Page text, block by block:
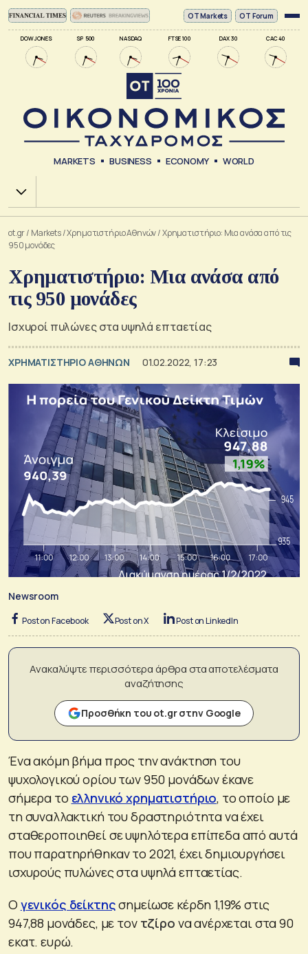
DOW JONES SP 500 NASDAQ FTSE 100 DAX 30 CAC 40
ΟΤ Markets OT Forum
MARKETS BUSINESS ECONOMY WORLD
Χ.Α.
ot.gr/ Markets/Xρηματιστήριο Αθηνών/Χρηματιστήριο: Μια ανάσα από τις
950 μονάδες
Χρηματιστήριο: Μια ανάσα από
τις 950 μονάδες
Ισχυροί πυλώνες στα υψηλά επταετίας
XΡΗΜΑΤΙΣΤΗΡΙΟ ΑΘΗΝΩΝ 01.02.2022, 17:23
Newsroom
Post on Facebook Post on X Post on LinkedIn
Ανακαλύψτε περισσότερα άρθρα στα αποτελέσματα
αναζήτησης
Προσθήκη του ot.gr στην Google
Ένα ακόμη βήμα προς την ανάκτηση του
ψυχολογικού ορίου των 950 μονάδων έκανε
σήμερα το ελληνικό χρηματιστήριο, το οποίο με
τη συναλλακτική του δραστηριότητα να έχει
σταθεροποιηθεί σε υψηλότερα επίπεδα από αυτά
που παρατηρήθηκαν το 2021, έχει δημιουργήσει
ισχυρούς πυλώνες στα υψηλά επταετίας.
Ο γενικός δείκτηςσημείωσε κέρδη 1,19% στις
947,88 μονάδες, με τον τζίρο να ανέρχεται στα 90
εκατ. ευρώ.